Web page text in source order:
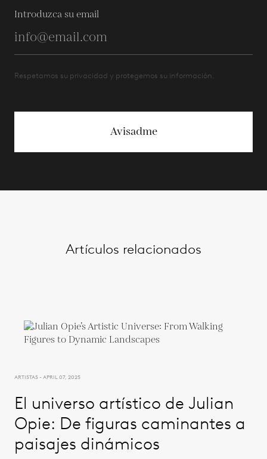
Introduzca su email
Respetamos su privacidad y protegemos su información.
Avisadme
Artículos relacionados
ARTISTAS - APRIL 07, 2025
El universo artístico de Julian
Opie: De figuras caminantes a
paisajes dinámicos